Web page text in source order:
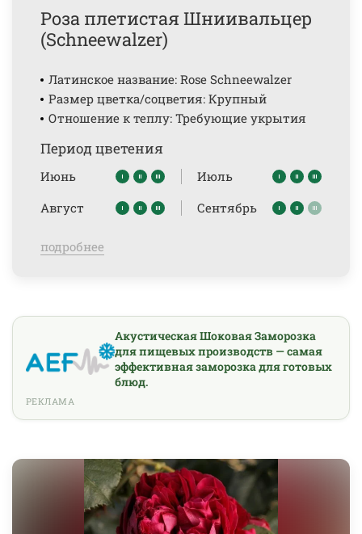
Роза плетистая Шниивальцер
(Schneewalzer)
Латинское название: Rose Schneewalzer
Размер цветка/соцветия: Крупный
Отношение к теплу: Требующие укрытия
Период цветения
Июнь
Июль
Август
Сентябрь
подробнее
Акустическая Шоковая Заморозка
для пищевых производств — самая
эффективная заморозка для готовых
блюд.
РЕКЛАМА